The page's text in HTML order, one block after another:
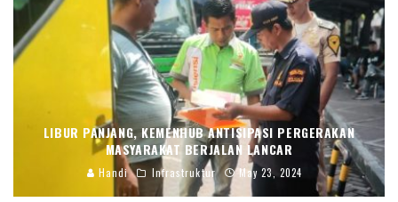
LIBUR PANJANG, KEMENHUB ANTISIPASI PERGERAKAN
MASYARAKAT BERJALAN LANCAR
Handi Infrastruktur May 23, 2024